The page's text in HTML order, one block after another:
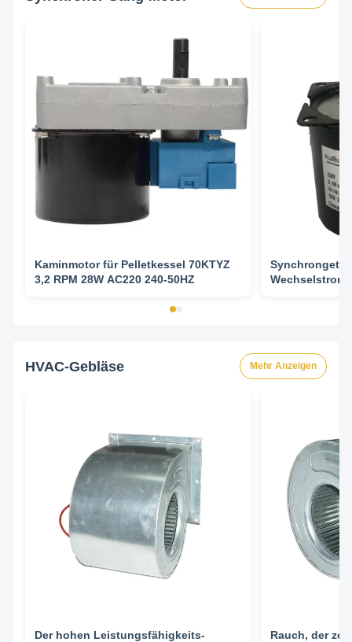
Kaminmotor für Pelletkessel 70KTYZ
3,2 RPM 28W AC220 240-50HZ
HVAC-Gebläse Mehr Anzeigen
Der hohen Leistungsfähigkeits-
Rauch, der